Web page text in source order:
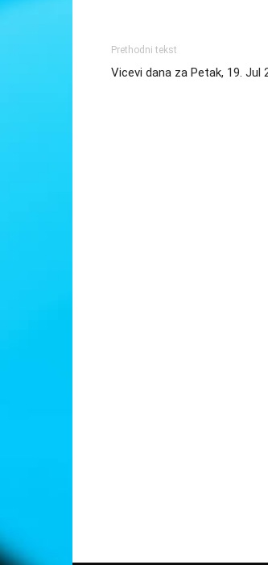
Prethodni tekst
Vicevi dana za Petak, 19. Jul